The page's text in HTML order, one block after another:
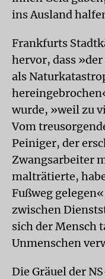
ins Ausland
Frankfurts
hervor, dass
als
wurde, »weil zu
Vom
Peiniger, der
Zwangsarbeiter
malträtierte,
Fußweg
zwischen
sich der Mensch
Unmenschen
Die Gräuel der